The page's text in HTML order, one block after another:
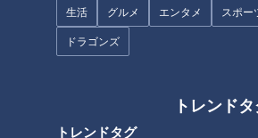
生活 グルメ エンタメ スポー
ドラゴンズ
トレンド
トレンドタグ
が怖く